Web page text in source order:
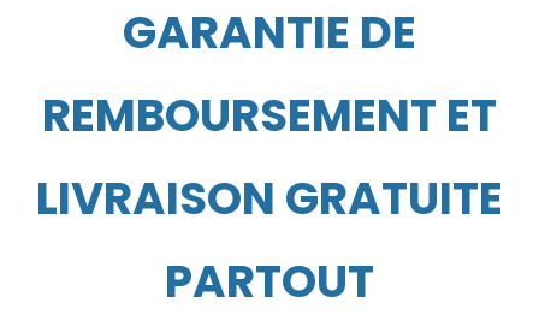
GARANTIE DE
REMBOURSEMENT ET
LIVRAISON GRATUITE
PARTOUT